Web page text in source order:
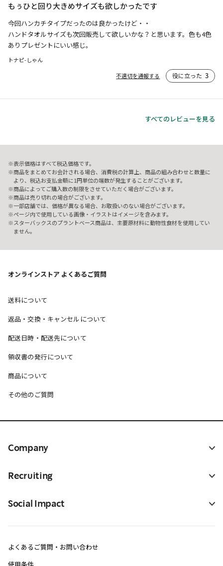
もぅひと回り大きめサイズも欲しかったです
今回ハンカチタイプだったのは良かったけど・・
ハンドタオルサイズも次回販売して欲しいかな？と思います。色も4色
ありプレゼントにいい感じ。
トナピ-しゃん
不適切を通報する 役に立った 3
すべてのレビューを見る
表示価格はすべて税込価格です。
商品をまとめてお会計される場合、消費税の計算上、商品の組み合わせと数量に
より、税込お支払金額に1円単位の端数が発生することがございます。
商品によってご購入数の制限をさせていただく場合がございます。
商品は売り切れの場合がございます。
一部店舗では、価格が異なる場合、お取扱いのない場合がございます。
ページ内で使用している画像・イラストはイメージを含みます。
スターバックスのプラントベース商品は、主要原材料に動物性食材を使用してい
ません。
オンラインストア よくあるご質問
送料について
返品・交換・キャンセルについて
配送日時・配送先について
領収書の発行について
商品について
その他のご質問
Company
Recruiting
Social Impact
よくあるご質問・お問い合わせ